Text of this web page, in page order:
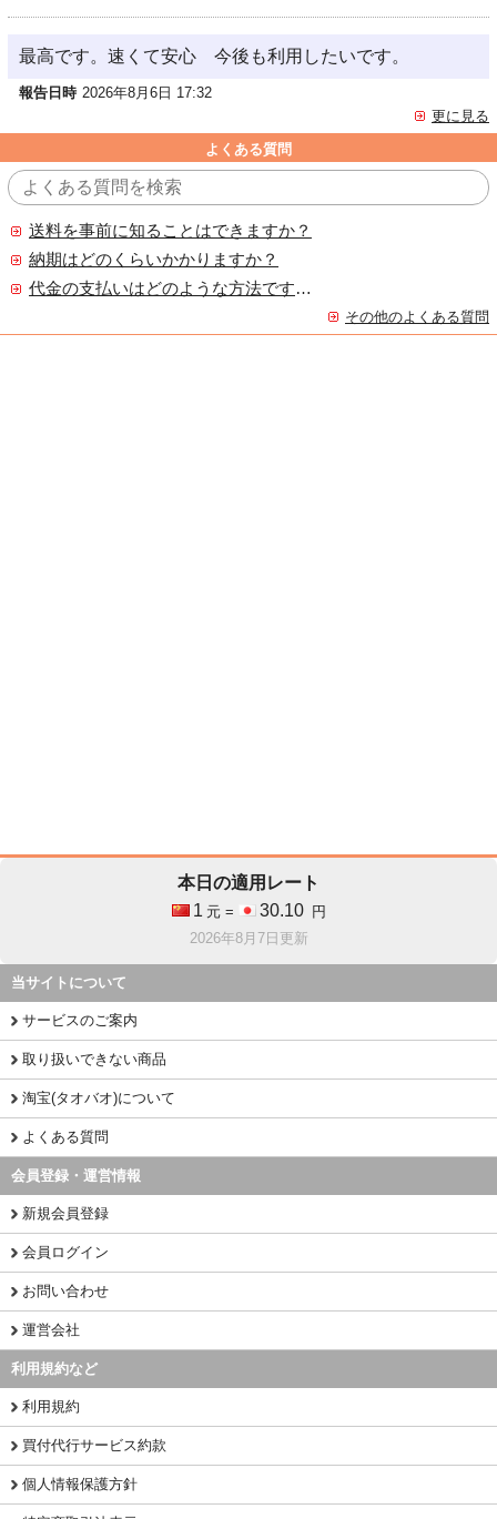
最高です。速くて安心 今後も利用したいです。
報告日時 2026年8月6日 17:32
更に見る
よくある質問
送料を事前に知ることはできますか？
納期はどのくらいかかりますか？
代金の支払いはどのような方法ですか？
その他のよくある質問
本日の適用レート
1 元 = 30.10
円
2026年8月7日更新
当サイトについて
サービスのご案内
取り扱いできない商品
淘宝(タオバオ)について
よくある質問
会員登録・運営情報
新規会員登録
会員ログイン
お問い合わせ
運営会社
利用規約など
利用規約
買付代行サービス約款
個人情報保護方針